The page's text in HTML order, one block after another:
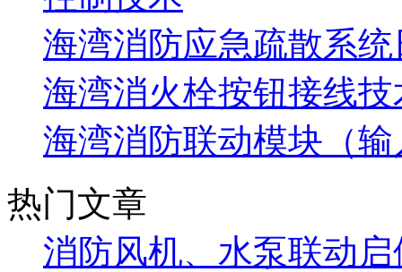
海湾消防应急疏散系
海湾消火栓按钮接线
海湾消防联动模块（
热门文章
消防风机、水泵联动